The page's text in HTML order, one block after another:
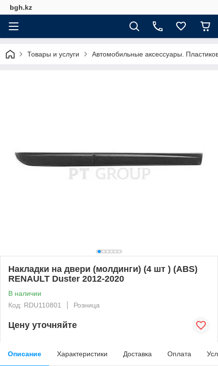
bgh.kz
Товары и услуги Автомобильные аксессуары.
Накладки на двери (молдинги) (4 шт ) (ABS)
RENAULT Duster 2012-2020
В наличии
Код: RDU110801
Розница
Цену уточняйте
Описание Характеристики Доставка Оплата